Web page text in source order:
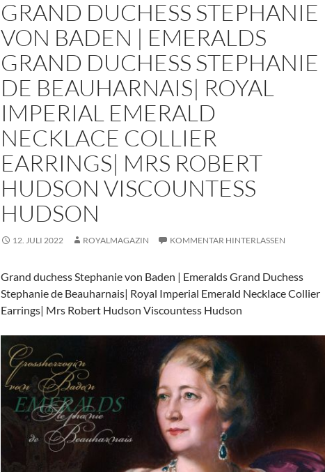
GRAND DUCHESS STEPHANIE
VON BADEN | EMERALDS
GRAND DUCHESS STEPHANIE
DE BEAUHARNAIS| ROYAL
IMPERIAL EMERALD
NECKLACE COLLIER
EARRINGS| MRS ROBERT
HUDSON VISCOUNTESS
HUDSON
12. JULI 2022 ROYALMAGAZIN KOMMENTAR HINTERLASSEN
Grand duchess Stephanie von Baden | Emeralds Grand Duchess
Stephanie de Beauharnais| Royal Imperial Emerald Necklace Collier
Earrings| Mrs Robert Hudson Viscountess Hudson